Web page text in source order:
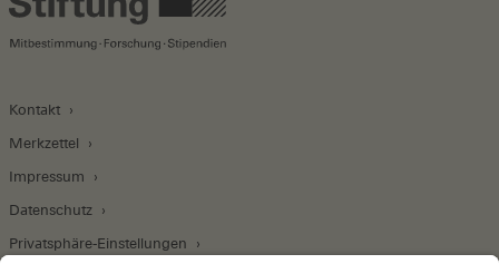
Kontakt
Merkzettel
Impressum
Datenschutz
Privatsphäre-Einstellungen